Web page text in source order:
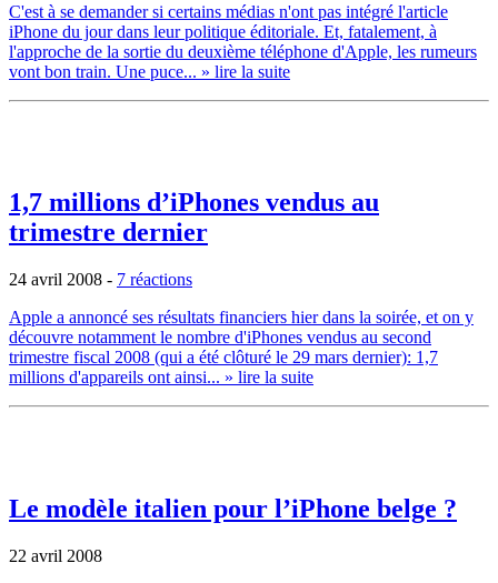
C'est à se demander si certains médias n'ont pas intégré l'article
iPhone du jour dans leur politique éditoriale. Et, fatalement, à
l'approche de la sortie du deuxième téléphone d'Apple, les rumeurs
vont bon train. Une puce... » lire la suite
1,7 millions d’iPhones vendus au
trimestre dernier
24 avril 2008 - 7 réactions
Apple a annoncé ses résultats financiers hier dans la soirée, et on y
découvre notamment le nombre d'iPhones vendus au second
trimestre fiscal 2008 (qui a été clôturé le 29 mars dernier): 1,7
millions d'appareils ont ainsi... » lire la suite
Le modèle italien pour l’iPhone belge ?
22 avril 2008